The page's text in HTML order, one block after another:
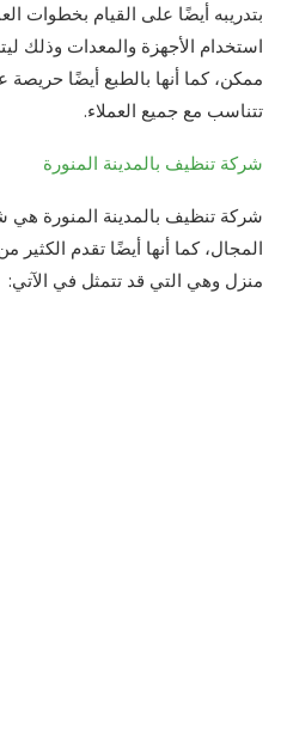
بتدريبه أيضًا على القيام بخطوات
استخدام الأجهزة والمعدات وذلك
ممكن، كما أنها بالطبع أيضًا
تتناسب مع جميع العملاء.
شركة تنظيف بالمدينة المنورة
شركة تنظيف بالمدينة المنورة هي
المجال، كما أنها أيضًا تقدم الكثير
منزل وهي التي قد تتمثل في الآتي: